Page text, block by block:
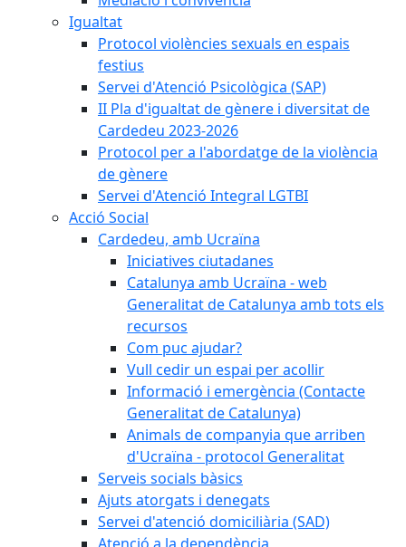
Igualtat
Protocol violències sexuals en espais
festius
Servei d'Atenció Psicològica (SAP)
II Pla d'igualtat de gènere i diversitat de
Cardedeu 2023-2026
Protocol per a l'abordatge de la violència
de gènere
Servei d'Atenció Integral LGTBI
Acció Social
Cardedeu, amb Ucraïna
Iniciatives ciutadanes
Catalunya amb Ucraïna - web
Generalitat de Catalunya amb tots els
recursos
Com puc ajudar?
Vull cedir un espai per acollir
Informació i emergència (Contacte
Generalitat de Catalunya)
Animals de companyia que arriben
d'Ucraïna - protocol Generalitat
Serveis socials bàsics
Ajuts atorgats i denegats
Servei d'atenció domiciliària (SAD)